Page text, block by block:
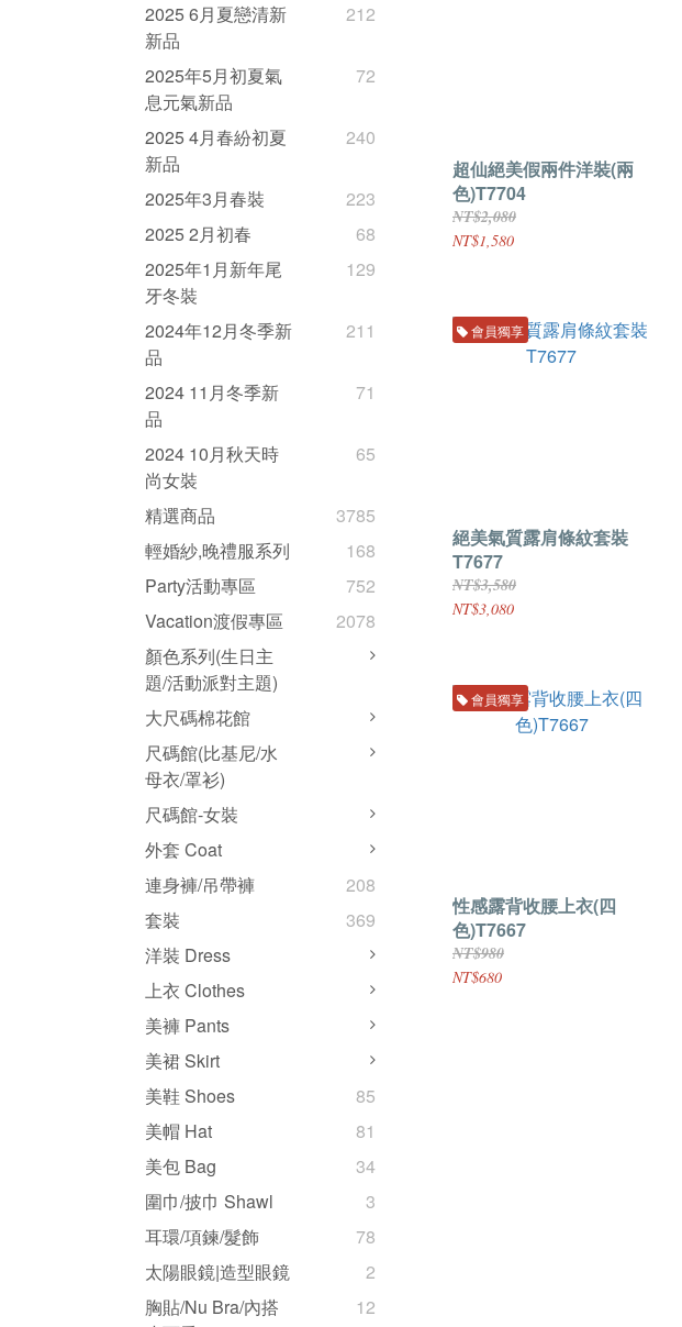
2025 6月夏戀清新
新品
212
2025年5月初夏氣
息元氣新品
72
2025 4月春紛初夏
新品
240
2025年3月春裝
223
2025 2月初春
68
2025年1月新年尾
牙冬裝
129
2024年12月冬季新
品
211
2024 11月冬季新
品
71
2024 10月秋天時
尚女裝
65
精選商品
3785
輕婚紗,晚禮服系列
168
Party活動專區
752
Vacation渡假專區
2078
顏色系列(生日主
題/活動派對主題)
大尺碼棉花館
尺碼館(比基尼/水
母衣/罩衫)
尺碼館-女裝
外套 Coat
連身褲/吊帶褲
208
套裝
369
洋裝 Dress
上衣 Clothes
美褲 Pants
美裙 Skirt
美鞋 Shoes
85
美帽 Hat
81
美包 Bag
34
圍巾/披巾 Shawl
3
耳環/項鍊/髮飾
78
太陽眼鏡|造型眼鏡
2
胸貼/Nu Bra/內搭
12
超仙絕美假兩件洋裝(兩
色)T7704
NT$2,080
NT$1,580
會員獨享
絕美氣質露肩條紋套裝
T7677
NT$3,580
NT$3,080
會員獨享
性感露背收腰上衣(四
色)T7667
NT$980
NT$680